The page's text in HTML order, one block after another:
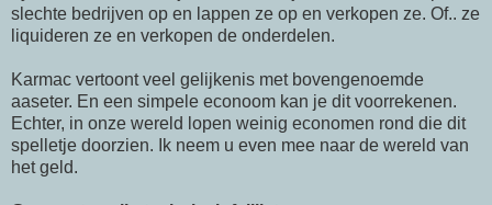
slechte bedrijven op en lappen ze op en verkopen ze. Of.. ze
liquideren ze en verkopen de onderdelen.
Karmac vertoont veel gelijkenis met bovengenoemde
aaseter. En een simpele econoom kan je dit voorrekenen.
Echter, in onze wereld lopen weinig economen rond die dit
spelletje doorzien. Ik neem u even mee naar de wereld van
het geld.